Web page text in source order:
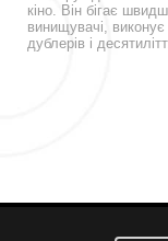
кіно. Він бігає
винищувачі,
дублерів і